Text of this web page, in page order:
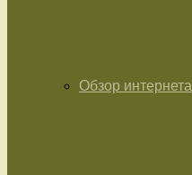
Обзор интернета